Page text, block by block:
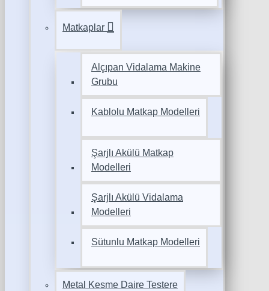
Matkaplar
Alçıpan Vidalama Makine
Grubu
Kablolu Matkap Modelleri
Şarjlı Akülü Matkap
Modelleri
Şarjlı Akülü Vidalama
Modelleri
Sütunlu Matkap Modelleri
Metal Kesme Daire Testere